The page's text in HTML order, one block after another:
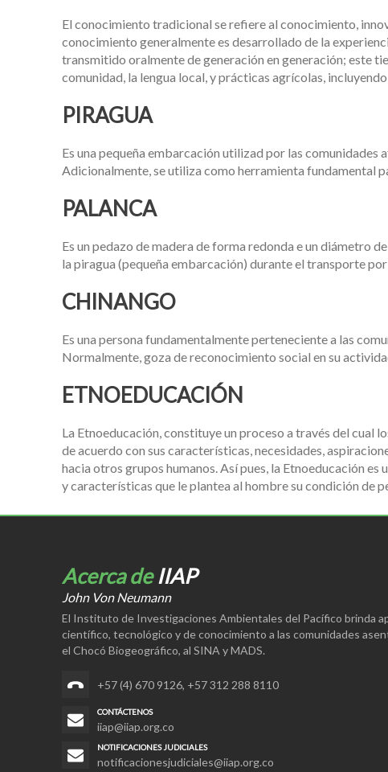
El conocimiento tradicional se refiere al conocimiento,
conocimiento generalmente es desarrollado de la
transmitido oralmente de generación en generación; este
comunidad, la lengua local, y prácticas agrícolas,
PIRAGUA
Es una pequeña embarcación utilizad por las
Adicionalmente, se utiliza como herramienta fundamental
PALANCA
Es un pedazo de madera de forma redonda e un diámetro
la piragua (pequeña embarcación) durante el transporte
CHINANGO
Es una persona fundamentalmente perteneciente a las
Normalmente, goza de reconocimiento social en su
ETNOEDUCACIÓN
La Etnoeducación, constituye un proceso a través del cual
de acuerdo con sus características, necesidades,
hacia otros grupos humanos. Así pues, la Etnoeducación
y características que le plantea al hombre su condición de
Acerca deIIAP
John Von Neumann
El Instituto de Investigaciones Ambientales del Pacífico brinda
científico, tecnológico y de conocimiento a las comunidades
el Chocó Biogeográfico, al SINA y MADS.
+57 (4) 670 9126, +57 312 288 8110
CONTÁCTENOS
iiap@iiap.org.co
NOTIFICACIONES JUDICIALES
notificacionesjudiciales@iiap.org.co